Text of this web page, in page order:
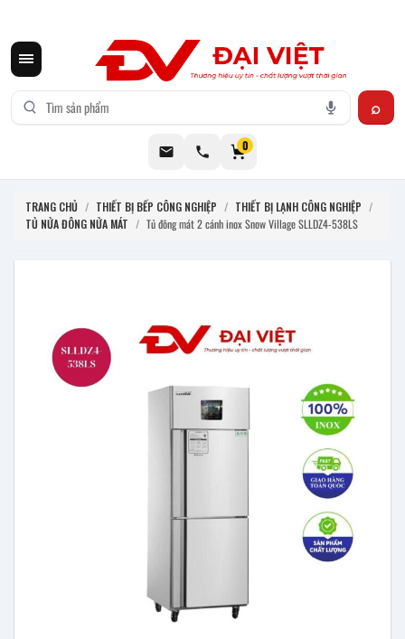
0
TRANG CHỦ / THIẾT BỊ BẾP CÔNG NGHIỆP / THIẾT BỊ LẠNH CÔNG NGHIỆP /
TỦ NỬA ĐÔNG NỬA MÁT / Tủ đông mát 2 cánh inox Snow Village SLLDZ4-538LS